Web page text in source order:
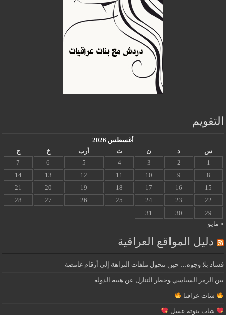
التقويم
أغسطس 2026
س
د ن ث أرب خ
ج
1
2
3
4
5
6
7
8
9
10
11
12
13
14
15
16
17
18
19
20
21
22
23
24
25
26
27
28
29
30
31
« مايو
دليل المواقع العراقية
فساد بلا وجوه… حين تتحول ملفات النزاهة إلى أرقام غامضة
بين الرمز السياسي وخطر التنازل عن هيبة الدولة
شات عراقنا
شات بنوتة عسل